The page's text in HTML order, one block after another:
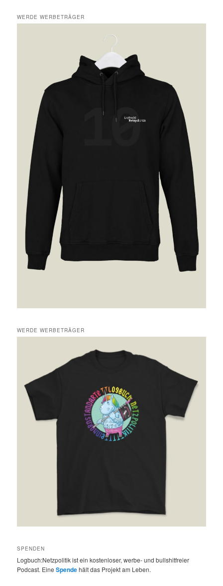
WERDE WERBETRÄGER
WERDE WERBETRÄGER
SPENDEN
Logbuch:Netzpolitik ist ein kostenloser, werbe- und bullshitfreier
Podcast. EineSpendehält das Projekt am Leben.